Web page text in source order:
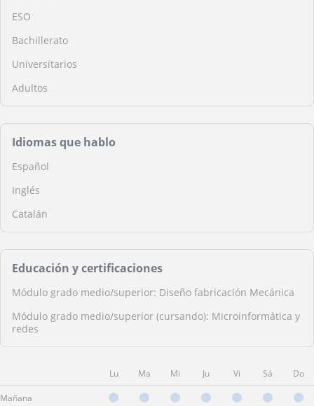
ESO
Bachillerato
Universitarios
Adultos
Idiomas que hablo
Español
Inglés
Catalán
Educación y certificaciones
Módulo grado medio/superior: Diseño fabricación Mecánica
Módulo grado medio/superior (cursando): Microinformática y
redes
Lu Ma Mi Ju Vi Sá Do
Mañana